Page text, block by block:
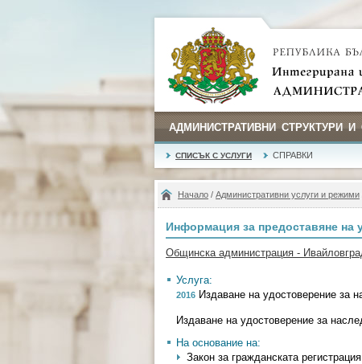
АДМИНИСТРАТИВНИ СТРУКТУРИ
СПИСЪК С УСЛУГИ СПРАВКИ
Начало / Административни услуги и режими
Информация за предоставяне на
Общинска администрация -
Услуга:
2016 Издаване на удостоверение за
Издаване на удостоверение за
На основание на:
Закон за гражданската